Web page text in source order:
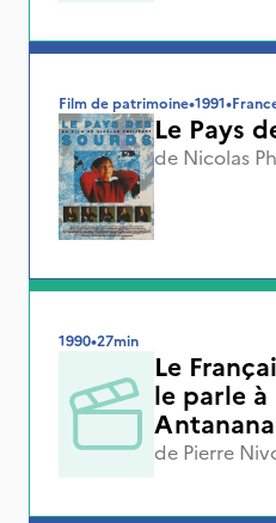
Film de patrimoine•1991•
Le Pays
de Nicolas
1990•27min
Le
le parle à
de Pierre